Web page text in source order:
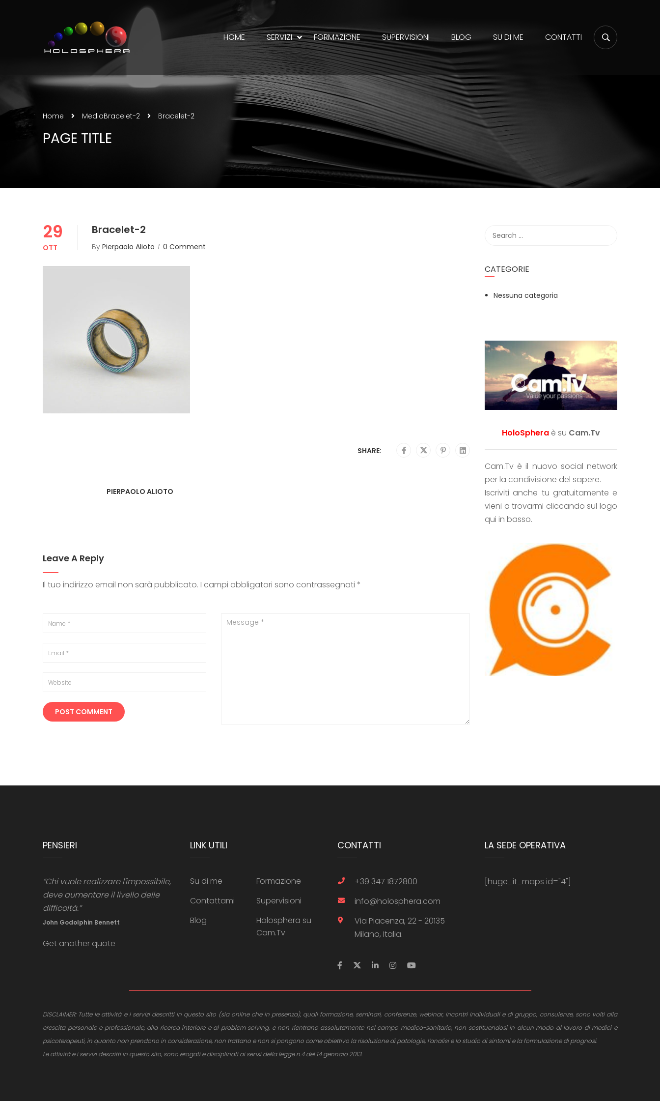
HOME SERVIZI FORMAZIONE SUPERVISIONI BLOG SU DI ME CONTATTI
Home MediaBracelet-2 Bracelet-2
PAGE TITLE
29
OTT
Bracelet-2
By Pierpaolo Alioto 0 Comment
SHARE:
PIERPAOLO ALIOTO
Leave A Reply
Il tuo indirizzo email non sarà pubblicato. I campi obbligatori sono contrassegnati *
CATEGORIE
Nessuna categoria
HoloSphera è su Cam.Tv
Cam.Tv è il nuovo social network
per la condivisione del sapere.
Iscriviti anche tu gratuitamente e
vieni a trovarmi cliccando sul logo
qui in basso.
PENSIERI
“Chi vuole realizzare l'impossibile,
deve aumentare il livello delle
difficoltà.”
John Godolphin Bennett
Get another quote
LINK UTILI
Su di me
Formazione
Contattami
Supervisioni
Blog
Holosphera su
Cam.Tv
CONTATTI
+39 347 1872800
info@holosphera.com
Via Piacenza, 22 - 20135
Milano, Italia.
LA SEDE OPERATIVA
[huge_it_maps id="4"]
DISCLAIMER: Tutte le attività e i servizi descritti in questo sito (sia online che in presenza), quali formazione, seminari, conferenze, webinar, incontri individuali e di gruppo, consulenze, sono volti alla
crescita personale e professionale, alla ricerca interiore e al problem solving, e non rientrano assolutamente nel campo medico-sanitario, non sostituendosi in alcun modo al lavoro di medici e
psicoterapeuti, in quanto non prendono in considerazione, non trattano e non si pongono come obiettivo la risoluzione di patologie, l’analisi e lo studio di sintomi e la formulazione di prognosi.
Le attività e i servizi descritti in questo sito, sono erogati e disciplinati ai sensi della legge n.4 del 14 gennaio 2013.